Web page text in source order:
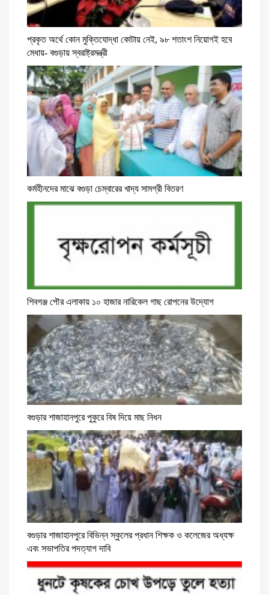
প্রকৃত অর্থে কোন মুক্তিযোদ্ধা কোটায় নেই, ৯৮ শতাংশ নিয়োগই হবে
মেধায়- বগুড়ায় স্বরাষ্ট্রমন্ত্রী
কর্মহীনদের মাঝে বগুড়া চেম্বারের খাদ্য সামগ্রী বিতরণ
শিবগঞ্জ পৌর এলাকায় ১০ হাজার নারিকেল গাছ রোপনের উদ্যোগ
বগুড়ার শাজাহানপুরে পুকুরে বিষ দিয়ে মাছ নিধন
বগুড়ার শাজাহানপুরে বিভিন্ন স্কুলের প্রধান শিক্ষক ও কলেজের অধ্যক্ষ
এবং সভাপতির পদত্যাগ দাবি